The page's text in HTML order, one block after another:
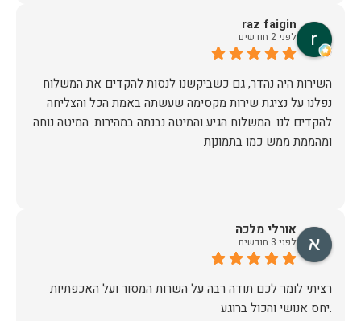
raz faigin
לפני 2 חודשים
השירות היה נהדר, גם כשביקשנו לנסות להקדים את המשלוח
נפלנו על נציגת שירות מקסימה שעשתה באמת הכל והצליחה
להקדים לנו. המשלוח הגיע והמיטה נבנתה במהירות. המיטה נוחה
ומהממת ממש כמו בתמונןת
אורלי מלכה
לפני 3 חודשים
רציתי לומר לכם תודה רבה על השרות המסור ועל האכפתיות
.יחס אנושי והכול ברוגע